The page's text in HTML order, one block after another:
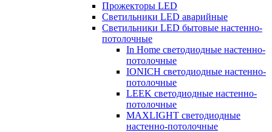
Прожекторы LED
Светильники LED аварийные
Светильники LED бытовые настенно-
потолочные
In Home светодиодные настенно-
потолочные
IONICH светодиодные настенно-
потолочные
LEEK светодиодные настенно-
потолочные
MAXLIGHT светодиодные
настенно-потолочные